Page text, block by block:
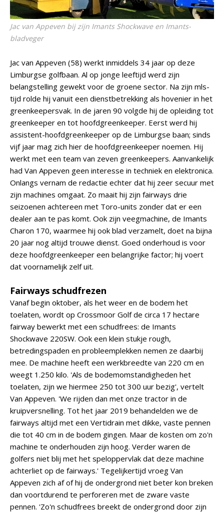
Jac van Appeven bij zijn Imants Shockwave en Imants-
bladveger
Jac van Appeven (58) werkt inmiddels 34 jaar op deze
Limburgse golfbaan. Al op jonge leeftijd werd zijn
belangstelling gewekt voor de groene sector. Na zijn mls-
tijd rolde hij vanuit een dienstbetrekking als hovenier in het
greenkeepersvak. In de jaren 90 volgde hij de opleiding tot
greenkeeper en tot hoofdgreenkeeper. Eerst werd hij
assistent-hoofdgreenkeeper op de Limburgse baan; sinds
vijf jaar mag zich hier de hoofdgreenkeeper noemen. Hij
werkt met een team van zeven greenkeepers. Aanvankelijk
had Van Appeven geen interesse in techniek en elektronica.
Onlangs vernam de redactie echter dat hij zeer secuur met
zijn machines omgaat. Zo maait hij zijn fairways drie
seizoenen achtereen met Toro-units zonder dat er een
dealer aan te pas komt. Ook zijn veegmachine, de Imants
Charon 170, waarmee hij ook blad verzamelt, doet na bijna
20 jaar nog altijd trouwe dienst. Goed onderhoud is voor
deze hoofdgreenkeeper een belangrijke factor; hij voert
dat voornamelijk zelf uit.
Fairways schudfrezen
Vanaf begin oktober, als het weer en de bodem het
toelaten, wordt op Crossmoor Golf de circa 17 hectare
fairway bewerkt met een schudfrees: de Imants
Shockwave 220SW. Ook een klein stukje rough,
betredingspaden en probleemplekken nemen ze daarbij
mee. De machine heeft een werkbreedte van 220 cm en
weegt 1.250 kilo. 'Als de bodemomstandigheden het
toelaten, zijn we hiermee 250 tot 300 uur bezig', vertelt
Van Appeven. 'We rijden dan met onze tractor in de
kruipversnelling. Tot het jaar 2019 behandelden we de
fairways altijd met een Vertidrain met dikke, vaste pennen
die tot 40 cm in de bodem gingen. Maar de kosten om zo'n
machine te onderhouden zijn hoog. Verder waren de
golfers niet blij met het speloppervlak dat deze machine
achterliet op de fairways.' Tegelijkertijd vroeg Van
Appeven zich af of hij de ondergrond niet beter kon breken
dan voortdurend te perforeren met de zware vaste
pennen. 'Zo'n schudfrees breekt de ondergrond door zijn